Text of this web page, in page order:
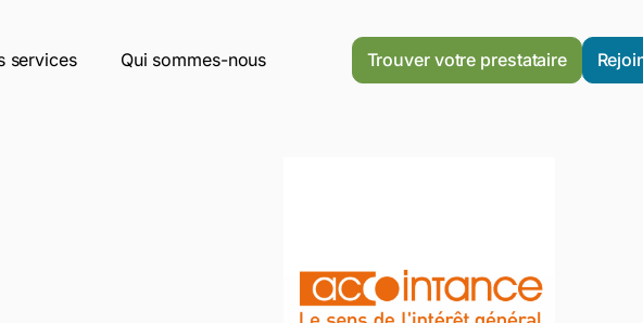
services Qui sommes-nous Trouver votre prestataire